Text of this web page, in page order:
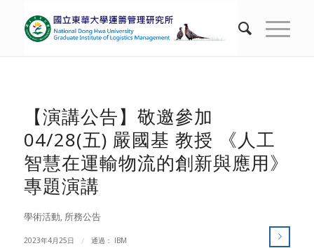
【演講公告】敬邀參加
04/28(五) 嚴國基 教授 《人工
智慧在運輸物流的創新與應用》
專題演講
學術活動, 所務公告
2023年4月25日 / 通過： IBM